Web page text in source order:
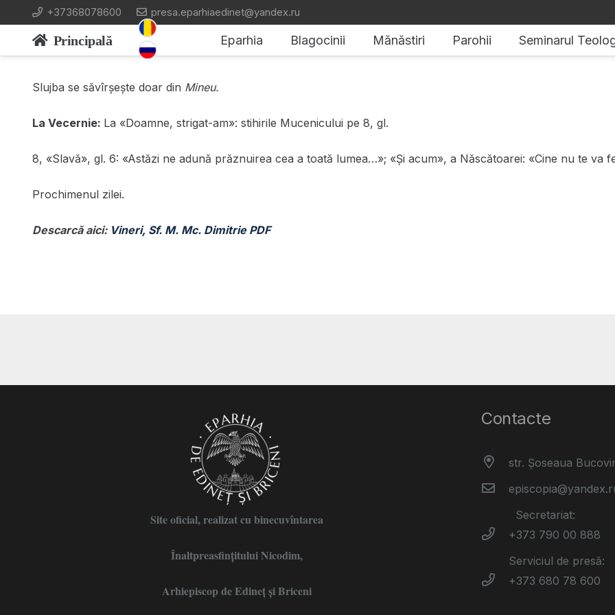
+37368078600 presa.eparhiaedinet@yandex.ru
Principală Eparhia Blagocinii Mănăstiri Parohii Seminarul
Slujba se săvîrșește doar din Mineu.
La Vecernie: La «Doamne, strigat-am»: stihirile Mucenicului pe 8, gl.
8, «Slavă», gl. 6: «Astăzi ne adună prăznuirea cea a toată lumea…»; «Și acum», a Născătoarei: «Cine nu te va
Prochimenul zilei.
Descarcă aici: Vineri, Sf. M. Mc. Dimitrie PDF
Site oficial, realizat cu binecuvîntarea
Înaltpreasfințitului Nicodim,
Arhiepiscop de Edineţ şi Briceni
Contacte
str. Șoseaua
Secretariat:
+373 790 00 888
Serviciul de presă:
+373 680 78 600